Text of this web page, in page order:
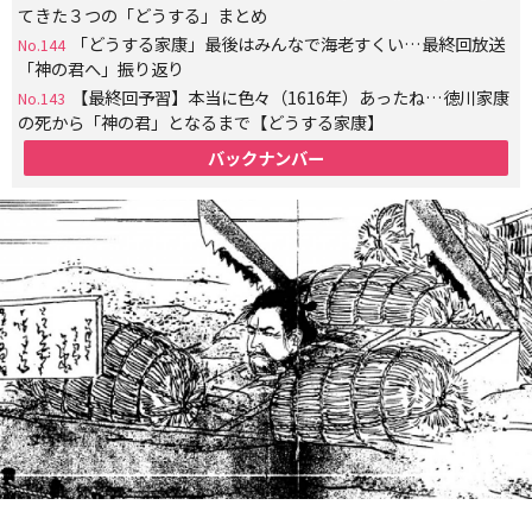
てきた３つの「どうする」まとめ
No.144
「どうする家康」最後はみんなで海老すくい…最終回放送
「神の君へ」振り返り
No.143
【最終回予習】本当に色々（1616年）あったね…徳川家康
の死から「神の君」となるまで【どうする家康】
バックナンバー